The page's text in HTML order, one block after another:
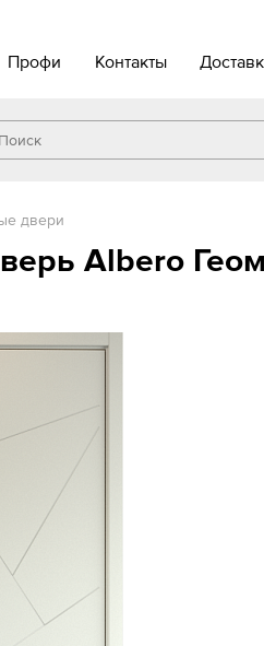
Профи Контакты
двери
Albero